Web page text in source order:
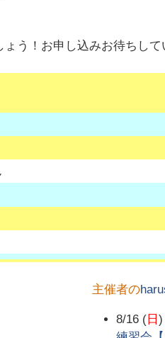
う！お申し込みお待ちして
主催者の
8/16 (日 )